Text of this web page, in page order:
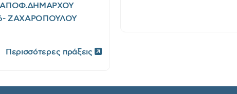
ΖΑΧΑΡΟΠΟΥΛΟΥ
Περισσότερες πράξεις